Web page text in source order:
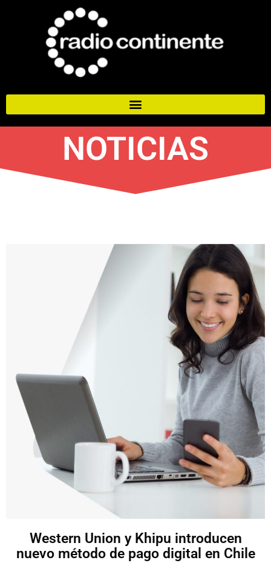
NOTICIAS
Western Union y Khipu introducen
nuevo método de pago digital en Chile